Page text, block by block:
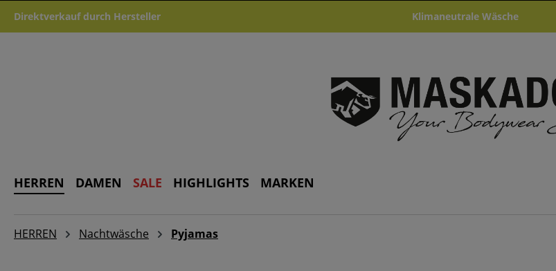
Hauptinhalt springen
Zur Suche springen
Zur Hauptnavigation springen
Direktverkauf durch Hersteller Klimaneutrale Wäsche
HERREN DAMEN SALE HIGHLIGHTS MARKEN
HERREN Nachtwäsche Pyjamas